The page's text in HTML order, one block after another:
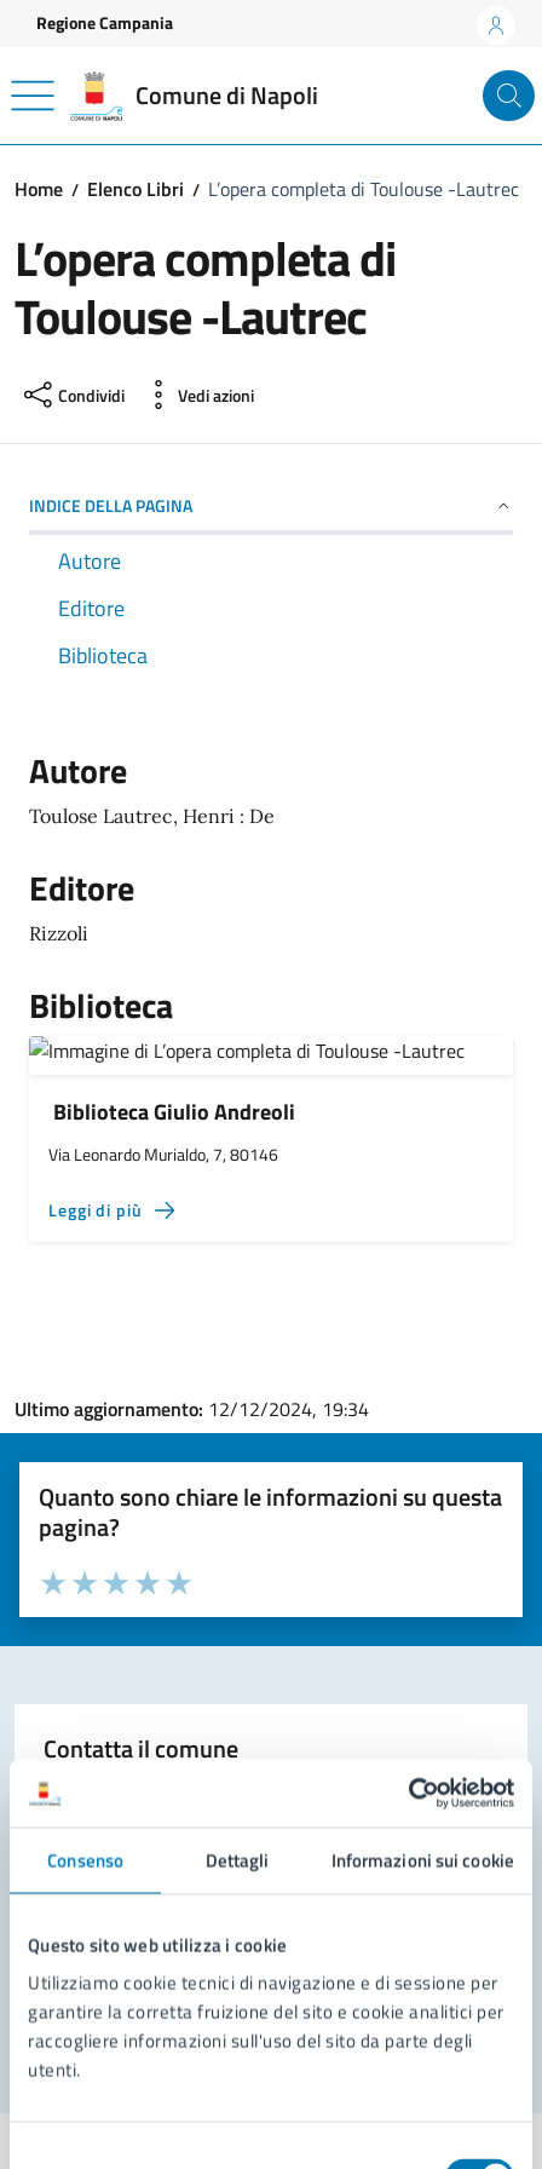
Consenso Dettagli Informazioni sui cookie
Questo sito web utilizza i cookie
Utilizziamo cookie tecnici di navigazione e di sessione per
garantire la corretta fruizione del sito e cookie analitici per
raccogliere informazioni sull'uso del sito da parte degli
utenti.
Vai ai contenuti
Vai al footer
Regione Campania
Comune di Napoli
Home Elenco Libri L’opera completa di Toulouse -Lautrec
L’opera completa di
Toulouse -Lautrec
Condividi Vedi azioni
INDICE DELLA PAGINA
Autore
Editore
Biblioteca
Autore
Toulose Lautrec, Henri : De
Editore
Rizzoli
Biblioteca
Biblioteca Giulio Andreoli
Via Leonardo Murialdo, 7, 80146
Leggi di più
Ultimo aggiornamento: 12/12/2024, 19:34
Quanto sono chiare le informazioni su questa
pagina?
Valuta la chiarezza delle informazioni (da 1 a 5 stelle)
Seleziona il numero di stelle per valutare la chiarezza delle
Valuta 5 stelle su 5
Valuta 4 stelle su 5
Valuta 3 stelle su 5
Valuta 2 stelle su 5
Valuta 1 stelle su 5
Contatta il comune
Richiedi assistenza
Prenota appuntamento
Problemi in città
Segnala disservizio